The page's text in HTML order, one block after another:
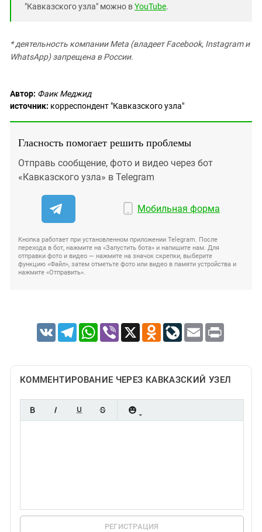
"Кавказского узла" можно вYouTube.
* деятельность компании Meta (владеет Facebook, Instagram и
WhatsApp) запрещена в России.
Автор: Фаик Меджид
источник: корреспондент "Кавказского узла"
Гласность помогает решить проблемы
Отправь сообщение, фото и видео через бот
«Кавказского узла» в Telegram
Мобильная форма
Кнопка работает при установленном приложении Telegram. После
перехода в бот, нажмите на «Запустить бота» и напишите нам. Для
отправки фото и видео — нажмите на значок скрепки, выберите
функцию «Файл», затем отметьте фото или видео в памяти устройства и
нажмите «Отправить».
VK TelegramWhatsApp
Viber X Odnoklassniki
LiveJournal
Email Print
КОММЕНТИРОВАНИЕ ЧЕРЕЗ КАВКАЗСКИЙ УЗЕЛ
РЕГИСТРАЦИЯ